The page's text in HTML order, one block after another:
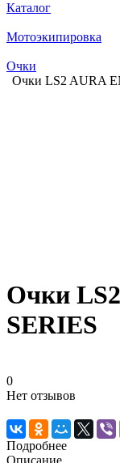
Каталог
Мотоэкипировка
Очки
Очки LS2 AURA
Очки
SERIES
0
Нет отзывов
Подробнее
Описание